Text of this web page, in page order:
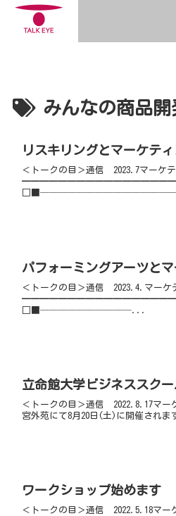
みんなの商品開
リスキリングとマーケテ
＜トークの目＞通信 2023.7マーケ
パフォーミングアーツと
＜トークの目＞通信 2023.4.マーケ
□■──────────...
立命館大学ビジネススク
＜トークの目＞通信 2022.8.17マー
宮外苑にて8月20日(土)に開催され
ワークショップ始めます
＜トークの目＞通信 2022.5.18マー